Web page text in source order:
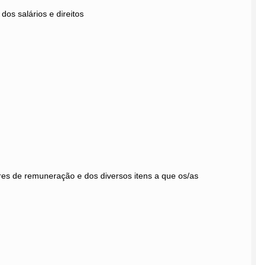
salários e direitos
de remuneração e dos diversos itens a que os/as